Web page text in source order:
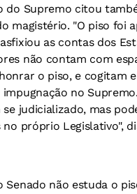
do Supremo citou
magistério. "O piso foi
as contas dos
não contam com
o piso, e cogitam
impugnação no
se judicializado, mas
no próprio Legislativo",
Senado não estuda o